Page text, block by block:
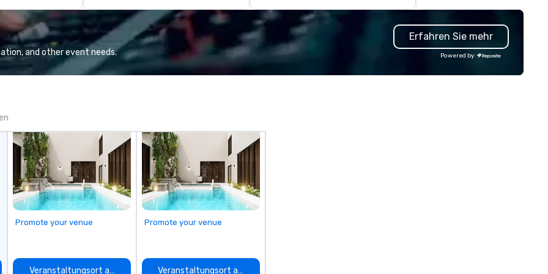
events are perfectly planned and
executed. Our team collaborates
with stakeholders and vendors,
working to create meaningful
engagement and interaction so
and other event needs.
Erfahren Sie mehr
Powered by
Promote your venue
Veranstaltungsort auswählen
Promote your venue
Veranstaltungsort auswählen